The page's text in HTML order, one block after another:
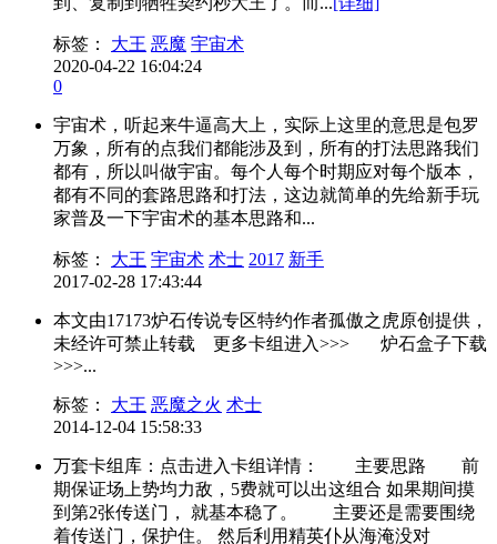
标签： 大王 恶魔 宇宙术
2020-04-22 16:04:24
0
宇宙术，听起来牛逼高大上，实际上这里的意思是包罗
万象，所有的点我们都能涉及到，所有的打法思路我们
都有，所以叫做宇宙。每个人每个时期应对每个版本，
都有不同的套路思路和打法，这边就简单的先给新手玩
家普及一下宇宙术的基本思路和...
标签： 大王 宇宙术 术士 2017 新手
2017-02-28 17:43:44
本文由17173炉石传说专区特约作者孤傲之虎原创提供，
未经许可禁止转载 更多卡组进入>>> 炉石盒子下载
>>>...
标签： 大王 恶魔之火 术士
2014-12-04 15:58:33
‍‍万套卡组库：点击进入卡组详情： 主要思路 前
期保证场上势均力敌，5费就可以出这组合 如果期间摸
到第2张传送门， 就基本稳了。 主要还是需要围绕
着传送门，保护住。 然后利用精英仆从海淹没对